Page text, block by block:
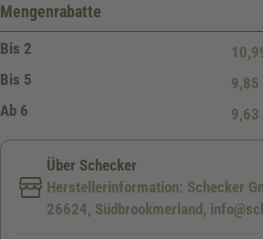
Mengenrabatte
Bis 2
Bis 5
Ab 6
Über Schecker
Herstellerinformation: Schecker
26624, Südbrookmerland,